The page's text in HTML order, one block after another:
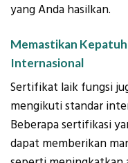
yang Anda hasilkan.
Memastikan
Internasional
Sertifikat laik fungsi
mengikuti standar
Beberapa sertifikasi
dapat memberikan